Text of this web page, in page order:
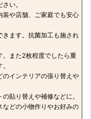
い。
装や店舗、ご家庭でも安心
きます。抗菌加工も施され
。また2枚程度でしたら重
のインテリアの張り替えや
貼り替えや補修などに。
などの小物作りやお好みの